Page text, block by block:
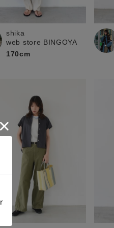
shika
web store BINGOYA
170cm